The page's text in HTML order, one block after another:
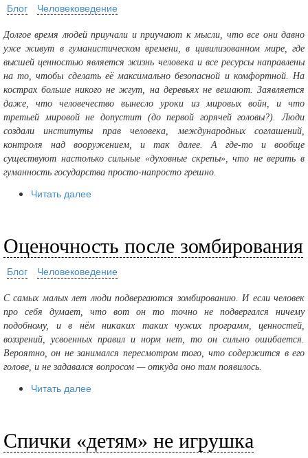
Блог Человековедение
Долгое время людей приучали и приучают к мысли, что все они давно
уже живут в гуманистическом времени, в цивилизованном мире, где
высшей ценностью является жизнь человека и все ресурсы направлены
на то, чтобы сделать её максимально безопасной и комфортной. На
кострах больше никого не жгут, на деревьях не вешают. Заявляется
даже, что человечество вынесло уроки из мировых войн, и что
третьей мировой не допустит (до первой горячей головы?). Люди
создали институты прав человека, международных соглашений,
контроля над вооружением, и так далее. А где-то и вообще
существуют настолько сильные «духовные скрепы», что не верить в
гуманность государства просто-напросто грешно.
Читать далее
Оценочность после зомбирования
Блог Человековедение
С самых малых лет люди подвергаются зомбированию. И если человек
про себя думает, что вот он то точно не подвергался ничему
подобному, и в нём никаких таких чужих программ, ценностей,
воззрений, усвоенных правил и норм нет, то он сильно ошибается.
Вероятно, он не занимался пересмотром того, что содержится в его
голове, и не задавался вопросом — откуда оно там появилось.
Читать далее
Спички «детям» не игрушка